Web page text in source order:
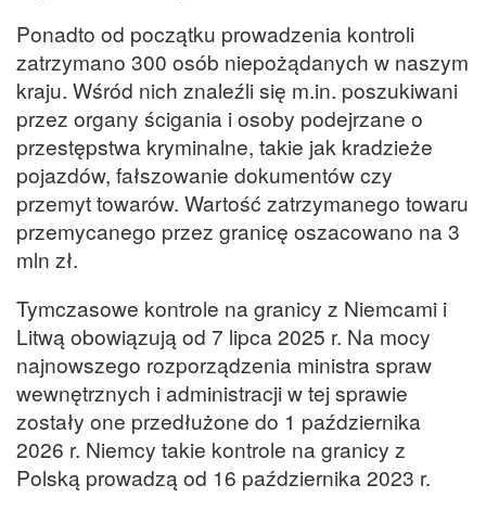
Ponadto od początku prowadzenia kontroli
zatrzymano 300 osób niepożądanych w naszym
kraju. Wśród nich znaleźli się m.in. poszukiwani
przez organy ścigania i osoby podejrzane o
przestępstwa kryminalne, takie jak kradzieże
pojazdów, fałszowanie dokumentów czy
przemyt towarów. Wartość zatrzymanego towaru
przemycanego przez granicę oszacowano na 3
mln zł.
Tymczasowe kontrole na granicy z Niemcami i
Litwą obowiązują od 7 lipca 2025 r. Na mocy
najnowszego rozporządzenia ministra spraw
wewnętrznych i administracji w tej sprawie
zostały one przedłużone do 1 października
2026 r. Niemcy takie kontrole na granicy z
Polską prowadzą od 16 października 2023 r.